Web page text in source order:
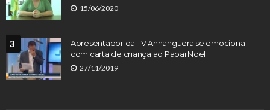
15/06/2020
3
Apresentador da TV Anhanguera se emociona
com carta de criança ao Papai Noel
27/11/2019